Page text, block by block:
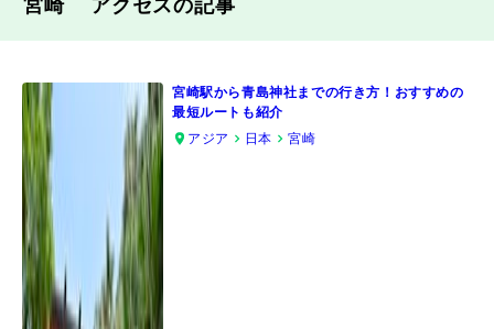
宮崎 アクセスの記事
宮崎駅から青島神社までの行き方！おすすめの
最短ルートも紹介
アジア
日本 宮崎